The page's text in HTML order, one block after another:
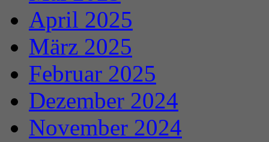
April 2025
März 2025
Februar 2025
Dezember 2024
November 2024